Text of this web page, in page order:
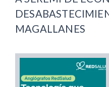
MAGALLANES